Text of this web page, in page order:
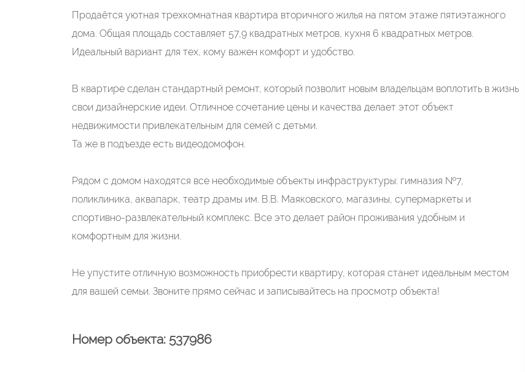
Продаётся уютная трехкомнатная квартира вторичного жилья на пятом этаже пятиэтажного
дома. Общая площадь составляет 57,9 квадратных метров, кухня 6 квадратных метров.
Идеальный вариант для тех, кому важен комфорт и удобство.
В квартире сделан стандартный ремонт, который позволит новым владельцам воплотить в жизнь
свои дизайнерские идеи. Отличное сочетание цены и качества делает этот объект
недвижимости привлекательным для семей с детьми.
Та же в подъезде есть видеодомофон.
Рядом с домом находятся все необходимые объекты инфраструктуры: гимназия №7,
поликлиника, аквапарк, театр драмы им. В.В. Маяковского, магазины, супермаркеты и
спортивно-развлекательный комплекс. Все это делает район проживания удобным и
комфортным для жизни.
Не упустите отличную возможность приобрести квартиру, которая станет идеальным местом
для вашей семьи. Звоните прямо сейчас и записывайтесь на просмотр объекта!
Номер объекта: 537986